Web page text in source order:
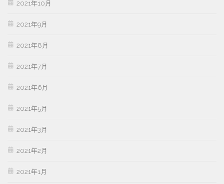
2021年10月
2021年9月
2021年8月
2021年7月
2021年6月
2021年5月
2021年3月
2021年2月
2021年1月